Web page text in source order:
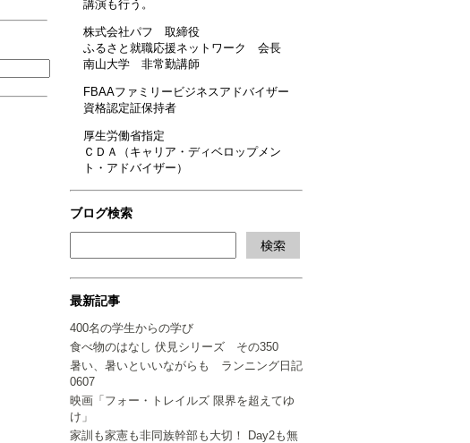
講演も行う。
株式会社パフ 取締役
ふるさと就職応援ネットワーク 会長
南山大学 非常勤講師
FBAAファミリービジネスアドバイザー
資格認定証保持者
厚生労働省指定
ＣＤＡ（キャリア・ディベロップメン
ト・アドバイザー）
ブログ検索
最新記事
400名の学生からの学び
食べ物のはなし 伏見シリーズ その350
暑い、暑いといいながらも ランニング日記
0607
映画「フォー・トレイルズ 限界を超えてゆ
け」
家訓も家憲も非同族幹部も大切！ Day2も無